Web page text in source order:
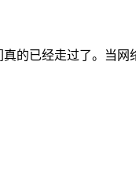
已经走过了。当